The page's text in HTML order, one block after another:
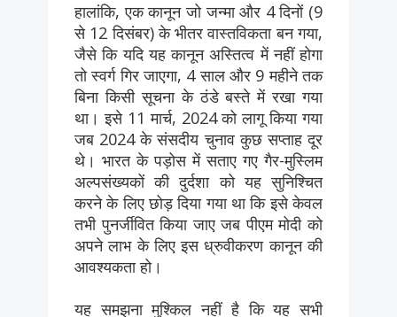
हालांकि, एक कानून जो जन्मा और 4 दिनों (9
से 12 दिसंबर) के भीतर वास्तविकता बन गया,
जैसे कि यदि यह कानून अस्तित्व में नहीं होगा
तो स्वर्ग गिर जाएगा, 4 साल और 9 महीने तक
बिना किसी सूचना के ठंडे बस्ते में रखा गया
था। इसे 11 मार्च, 2024 को लागू किया गया
जब 2024 के संसदीय चुनाव कुछ सप्ताह दूर
थे। भारत के पड़ोस में सताए गए गैर-मुस्लिम
अल्पसंख्यकों की दुर्दशा को यह सुनिश्चित
करने के लिए छोड़ दिया गया था कि इसे केवल
तभी पुनर्जीवित किया जाए जब पीएम मोदी को
अपने लाभ के लिए इस ध्रुवीकरण कानून की
आवश्यकता हो।
यह समझना मुश्किल नहीं है कि यह सभी